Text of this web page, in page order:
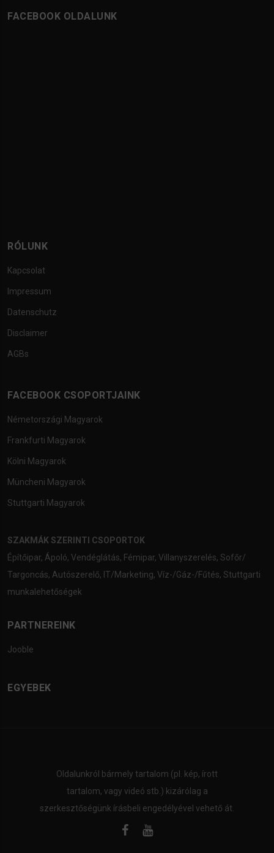
FACEBOOK OLDALUNK
RÓLUNK
Kapcsolat
Impressum
Datenschutz
Disclaimer
AGBs
FACEBOOK CSOPORTJAINK
Németországi Magyarok
Frankfurti Magyarok
Kölni Magyarok
Müncheni Magyarok
Stuttgarti Magyarok
SZAKMÁK SZERINTI CSOPORTOK
Építőipar, Ápoló, Vendéglátás, Fémipar, Villanyszerelés, Sofőr/
Targoncás, Autószerelő, IT/Marketing, Víz-/Gáz-/Fűtés, Stuttgarti
munkalehetőségek
PARTNEREINK
Jooble
EGYEBEK
Oldalunkról bármely tartalom (pl. kép, írott
tartalom, vagy videó stb.) kizárólag a
szerkesztőségünk írásbeli engedélyével vehető át.